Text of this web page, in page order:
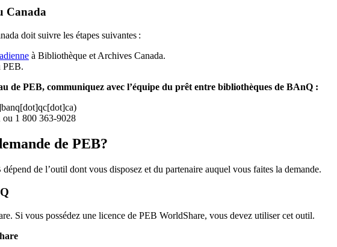
Canada
doit suivre les étapes suivantes :
à Bibliothèque et Archives Canada.
PEB.
de PEB, communiquez avec l’équipe du prêt entre bibliothèques de BAnQ :
)
ou 1 800 363-9028
de PEB?
de l’outil dont vous disposez et du partenaire auquel vous faites la demande.
Si vous possédez une licence de PEB WorldShare, vous devez utiliser cet outil.